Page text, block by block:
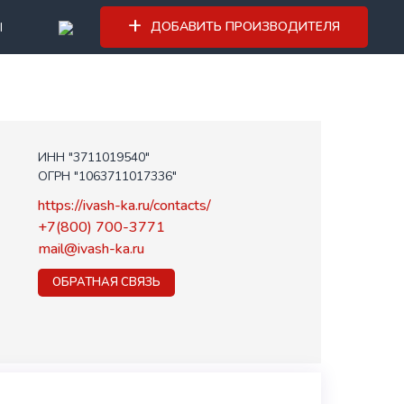
ДОБАВИТЬ ПРОИЗВОДИТЕЛЯ
ИНН "3711019540"
ОГРН "1063711017336"
https://ivash-ka.ru/contacts/
+7(800) 700-3771
mail@ivash-ka.ru
ОБРАТНАЯ СВЯЗЬ